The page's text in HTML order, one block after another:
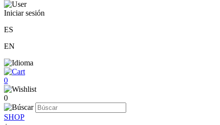
Iniciar sesión
ES
EN
0
0
SHOP